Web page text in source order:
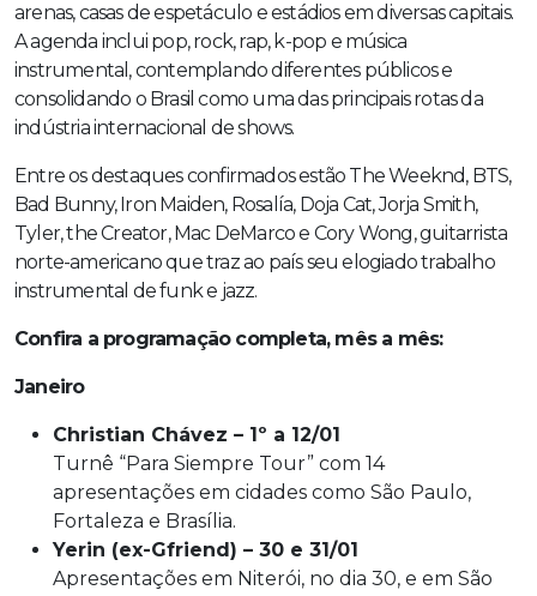
arenas, casas de espetáculo e estádios em diversas capitais.
A agenda inclui pop, rock, rap, k-pop e música
instrumental, contemplando diferentes públicos e
consolidando o Brasil como uma das principais rotas da
indústria internacional de shows.
Entre os destaques confirmados estão The Weeknd, BTS,
Bad Bunny, Iron Maiden, Rosalía, Doja Cat, Jorja Smith,
Tyler, the Creator, Mac DeMarco e Cory Wong, guitarrista
norte-americano que traz ao país seu elogiado trabalho
instrumental de funk e jazz.
Confira a programação completa, mês a mês:
Janeiro
Christian Chávez – 1º a 12/01
Turnê “Para Siempre Tour” com 14
apresentações em cidades como São Paulo,
Fortaleza e Brasília.
Yerin (ex-Gfriend) – 30 e 31/01
Apresentações em Niterói, no dia 30, e em São